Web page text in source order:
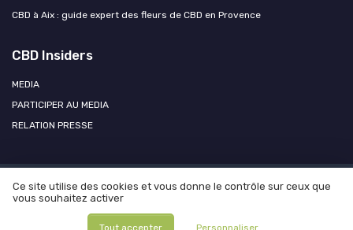
CBD à Aix : guide expert des fleurs de CBD en Provence
CBD Insiders
MEDIA
PARTICIPER AU MEDIA
RELATION PRESSE
Mentions légales Politique de confidentialité
Participer au
média ?
© CBD Insiders 2026
Ce site utilise des cookies et vous donne le contrôle sur ceux que
vous souhaitez activer
Tout accepter Personnaliser